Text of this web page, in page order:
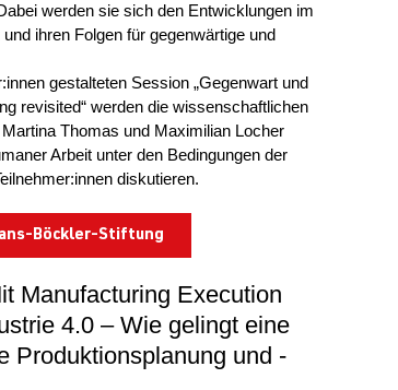
werden sie sich den Entwicklungen im
ihren Folgen für gegenwärtige und
gestalteten Session „Gegenwart und
revisited“ werden die wissenschaftlichen
Thomas und Maximilian Locher
Arbeit unter den Bedingungen der
diskutieren.
Böckler-Stiftung
Manufacturing Execution
4.0 – Wie gelingt eine
Produktionsplanung und -